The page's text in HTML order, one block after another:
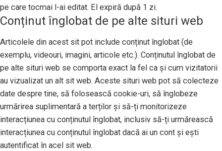
pe care tocmai l-ai editat. El expiră după 1 zi.
Conținut înglobat de pe alte situri web
Articolele din acest sit pot include conținut înglobat (de
exemplu, videouri, imagini, articole etc.). Conținutul înglobat de
pe alte situri web se comporta exact la fel ca și cum vizitatorii
au vizualizat un alt sit web. Aceste situri web pot să colecteze
date despre tine, să folosească cookie-uri, să înglobeze
urmărirea suplimentară a terților și să-ți monitorizeze
interacțiunea cu conținutul înglobat, inclusiv să-ți urmărească
interacțiunea cu conținutul înglobat dacă ai un cont și ești
autentificat în acel sit web.